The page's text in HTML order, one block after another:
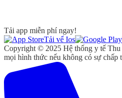
Tải app miễn phí ngay!
Tải vể Ios
Copyright © 2025 Hệ thống y tế
mọi hình thức nếu không có sự chấp